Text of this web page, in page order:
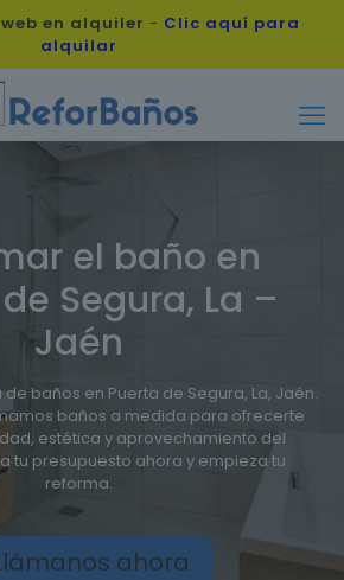
en alquiler - Clic aquí para
alquilar
el baño en
Segura, La –
Jaén
baños en Puerta de Segura, La, Jaén.
baños a medida para ofrecerte
estética y aprovechamiento del
tu presupuesto ahora y empieza tu
reforma.
ahora